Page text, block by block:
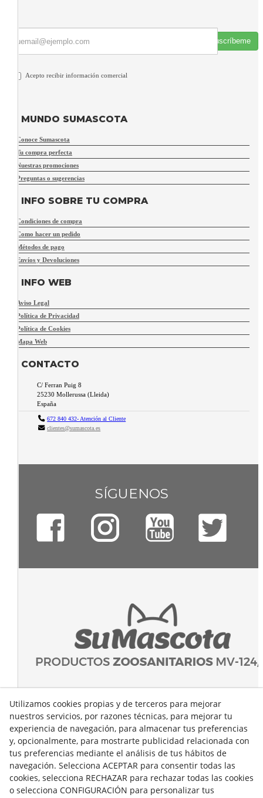
Suscríbeme
Acepto recibir información comercial
MUNDO SUMASCOTA
Conoce Sumascota
Tu compra perfecta
Nuestras promociones
Preguntas o sugerencias
INFO SOBRE TU COMPRA
Condiciones de compra
Como hacer un pedido
Métodos de pago
Envíos y Devoluciones
INFO WEB
Aviso Legal
Política de Privacidad
Política de Cookies
Mapa Web
CONTACTO
C/ Ferran Puig 8
25230 Mollerussa (Lleida)
España
672 840 432- Atención al Cliente
clientes@sumascota.es
SÍGUENOS
Utilizamos cookies propias y de terceros para mejorar
nuestros servicios, por razones técnicas, para mejorar tu
experiencia de navegación, para almacenar tus preferencias
y, opcionalmente, para mostrarte publicidad relacionada con
tus preferencias mediante el análisis de tus hábitos de
navegación. Selecciona ACEPTAR para consentir todas las
cookies, selecciona RECHAZAR para rechazar todas las cookies
o selecciona CONFIGURACIÓN para personalizar tus